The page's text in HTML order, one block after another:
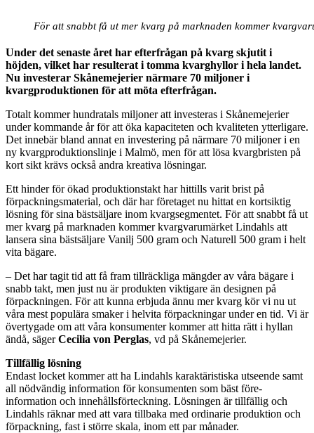
För att snabbt få ut mer kvarg på marknaden kommer
Under det senaste året har efterfrågan på kvarg skjutit i
höjden, vilket har resulterat i tomma kvarghyllor i hela landet.
Nu investerar Skånemejerier närmare 70 miljoner i
kvargproduktionen för att möta efterfrågan.
Totalt kommer hundratals miljoner att investeras i Skånemejerier
under kommande år för att öka kapaciteten och kvaliteten ytterligare.
Det innebär bland annat en investering på närmare 70 miljoner i en
ny kvargproduktionslinje i Malmö, men för att lösa kvargbristen på
kort sikt krävs också andra kreativa lösningar.
Ett hinder för ökad produktionstakt har hittills varit brist på
förpackningsmaterial, och där har företaget nu hittat en kortsiktig
lösning för sina bästsäljare inom kvargsegmentet. För att snabbt få ut
mer kvarg på marknaden kommer kvargvarumärket Lindahls att
lansera sina bästsäljare Vanilj 500 gram och Naturell 500 gram i helt
vita bägare.
– Det har tagit tid att få fram tillräckliga mängder av våra bägare i
snabb takt, men just nu är produkten viktigare än designen på
förpackningen. För att kunna erbjuda ännu mer kvarg kör vi nu ut
våra mest populära smaker i helvita förpackningar under en tid. Vi är
övertygade om att våra konsumenter kommer att hitta rätt i hyllan
ändå, sägerCecilia von Perglas, vd på Skånemejerier.
Tillfällig lösning
Endast locket kommer att ha Lindahls karaktäristiska utseende samt
all nödvändig information för konsumenten som bäst före-
information och innehållsförteckning. Lösningen är tillfällig och
Lindahls räknar med att vara tillbaka med ordinarie produktion och
förpackning, fast i större skala, inom ett par månader.